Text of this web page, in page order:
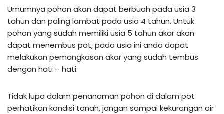
Umumnya pohon akan dapat berbuah pada usia 3
tahun dan paling lambat pada usia 4 tahun. Untuk
pohon yang sudah memiliki usia 5 tahun akar akan
dapat menembus pot, pada usia ini anda dapat
melakukan pemangkasan akar yang sudah tembus
dengan hati – hati.
Tidak lupa dalam penanaman pohon di dalam pot
perhatikan kondisi tanah, jangan sampai kekurangan air